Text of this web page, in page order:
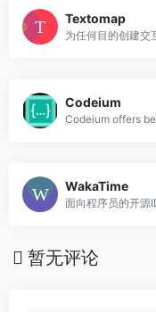
Textomap
为任何目的创建交
Codeium
WakaTime
面向程序员的开源
暂无评论